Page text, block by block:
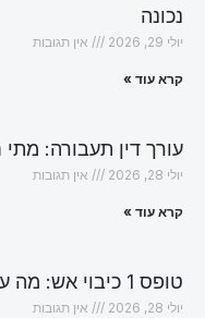
נכונה
יולי 29, 2026 אין תגובות
קרא עוד »
עורך דין תעבורה:
יולי 28, 2026 אין תגובות
קרא עוד »
טופס 1 כיבוי אש: מה עלול לעכב את האישור?
יולי 28, 2026 אין תגובות